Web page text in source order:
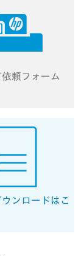
依頼フォーム
ウンロードはこ